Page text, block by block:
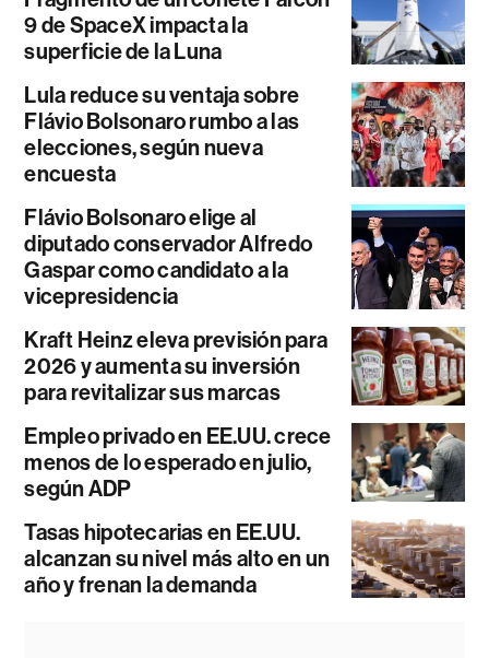
9 de SpaceX impacta la
superficie de la Luna
Lula reduce su ventaja sobre
Flávio Bolsonaro rumbo a las
elecciones, según nueva
encuesta
Flávio Bolsonaro elige al
diputado conservador Alfredo
Gaspar como candidato a la
vicepresidencia
Kraft Heinz eleva previsión para
2026 y aumenta su inversión
para revitalizar sus marcas
Empleo privado en EE.UU. crece
menos de lo esperado en julio,
según ADP
Tasas hipotecarias en EE.UU.
alcanzan su nivel más alto en un
año y frenan la demanda